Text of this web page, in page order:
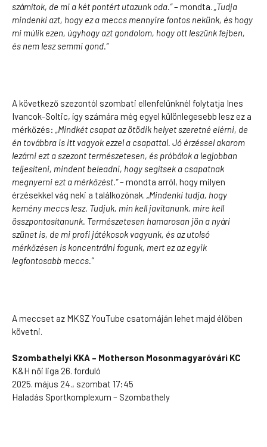
számítok, de mi a két pontért utazunk oda.”– mondta.
„Tudja
mindenki azt, hogy ez a meccs mennyire fontos nekünk, és hogy
mi múlik ezen, úgyhogy azt gondolom, hogy ott leszünk fejben,
és nem lesz semmi gond.”
A következő szezontól szombati ellenfelünknél folytatja Ines
Ivancok-Soltic, így számára még egyel különlegesebb lesz ez a
mérkőzés: „Mindkét csapat az ötödik helyet szeretné elérni, de
én továbbra is itt vagyok ezzel a csapattal. Jó érzéssel akarom
lezárni ezt a szezont természetesen, és próbálok a legjobban
teljesíteni, mindent beleadni, hogy segítsek a csapatnak
megnyerni ezt a mérkőzést.”– mondta arról, hogy milyen
érzésekkel vág neki a találkozónak. „Mindenki tudja, hogy
kemény meccs lesz. Tudjuk, min kell javítanunk, mire kell
összpontosítanunk. Természetesen hamarosan jön a nyári
szünet is, de mi profi játékosok vagyunk, és az utolsó
mérkőzésen is koncentrálni fogunk, mert ez az egyik
legfontosabb meccs.”
A meccset az MKSZ YouTube csatornáján lehet majd élőben
követni.
Szombathelyi KKA – Motherson Mosonmagyaróvári KC
K&H női liga 26. forduló
2025. május 24., szombat 17:45
Haladás Sportkomplexum – Szombathely